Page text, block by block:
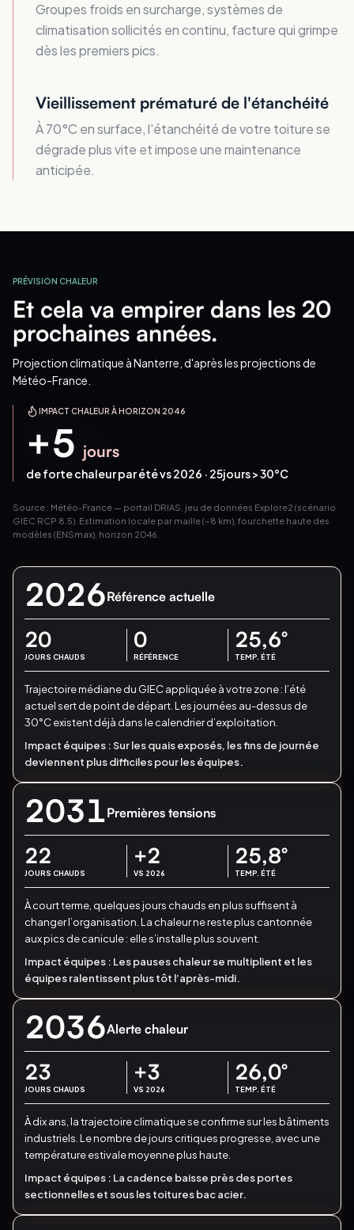
Groupes froids en surcharge, systèmes de
climatisation sollicités en continu, facture qui grimpe
dès les premiers pics.
Vieillissement prématuré de l'étanchéité
À 70°C en surface, l'étanchéité de votre toiture se
dégrade plus vite et impose une maintenance
anticipée.
PRÉVISION CHALEUR
Et cela va empirer dans les 20
prochaines années.
Projection climatique à Nanterre , d'après les projections de
Météo-France.
IMPACT CHALEUR À HORIZON 2046
+5 jours
de forte chaleur par été vs 2026 · 25jours > 30°C
Source : Météo-France — portail DRIAS, jeu de données Explore2 (scénario
GIEC RCP 8.5). Estimation locale par maille (~8 km), fourchette haute des
modèles (ENSmax), horizon 2046.
2026Référence actuelle
20
JOURS CHAUDS
0
RÉFÉRENCE
25,6°
TEMP. ÉTÉ
Trajectoire médiane du GIEC appliquée à votre zone : l’été
actuel sert de point de départ. Les journées au-dessus de
30°C existent déjà dans le calendrier d’exploitation.
Impact équipes :Sur les quais exposés, les fins de journée
deviennent plus difficiles pour les équipes.
2031Premières tensions
22
JOURS CHAUDS
+2
VS 2026
25,8°
TEMP. ÉTÉ
À court terme, quelques jours chauds en plus suffisent à
changer l’organisation. La chaleur ne reste plus cantonnée
aux pics de canicule : elle s’installe plus souvent.
Impact équipes : Les pauses chaleur se multiplient et les
équipes ralentissent plus tôt l’après-midi.
2036Alerte chaleur
23
JOURS CHAUDS
+3
VS 2026
26,0°
TEMP. ÉTÉ
À dix ans, la trajectoire climatique se confirme sur les bâtiments
industriels. Le nombre de jours critiques progresse, avec une
température estivale moyenne plus haute.
Impact équipes : La cadence baisse près des portes
sectionnelles et sous les toitures bac acier.